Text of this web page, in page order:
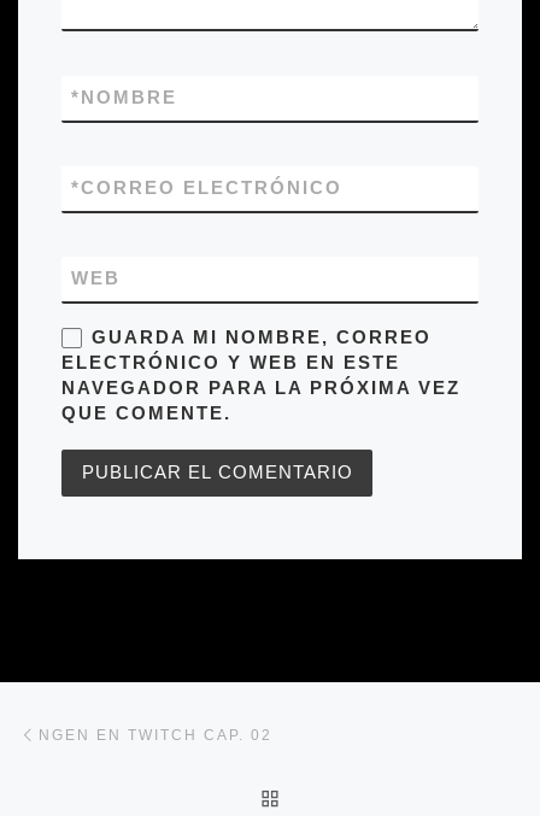
NOMBRE
*
CORREO ELECTRÓNICO
*
WEB
GUARDA MI NOMBRE, CORREO
ELECTRÓNICO Y WEB EN ESTE
NAVEGADOR PARA LA PRÓXIMA VEZ
QUE COMENTE.
NGEN EN TWITCH CAP. 02